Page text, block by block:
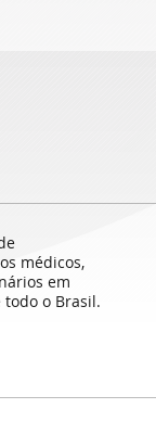
médicos,
em
todo o Brasil.